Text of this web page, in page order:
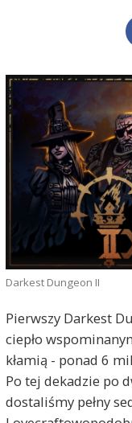
Darkest Dungeon II
Pierwszy Darkest
ciepło
kłamią - ponad 6
Po tej dekadzie po
dostaliśmy pełny